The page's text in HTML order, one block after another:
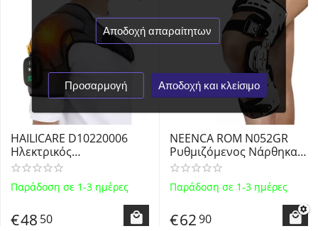
HAILICARE D10220006
Ηλεκτρικός
Θερμαινόμενος
Νάρθηκας Ώμου Συσκευή
Μασάζ 3 επιπέδων με
Παράδοση σε 1-3 ημέρες
€48 50
NEENCA ROM N052GR
Ρυθμιζόμενος Νάρθηκας
Σταθεροποίησης
Αριστερού Γονάτου Γκρι -
Adjustable Left Knee
Brace Stabilizer Recovery
Support
Παράδοση σε 1-3 ημέρες
€6290
Αποδοχή απαραίτητων
Προσαρμογή Αποδοχή και κλείσιμο